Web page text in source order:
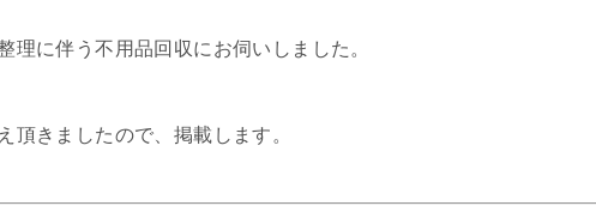
理に伴う不用品回収にお伺いしました。
頂きましたので、掲載します。